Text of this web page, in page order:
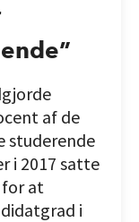
af de
studerende
i 2017 satte
for at
i